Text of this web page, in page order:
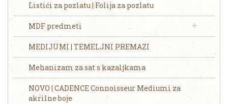
Listići za pozlatu | Folija za pozlatu
MDF predmeti
MEDIJUMI | TEMELJNI PREMAZI
Mehanizam za sat s kazaljkama
NOVO | CADENCE Connoisseur Mediumi za
akrilne boje